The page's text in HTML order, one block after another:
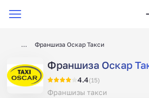
Франшиза Оскар Такси
Франшиза Оскар
4.4(15)
Франшизы такси